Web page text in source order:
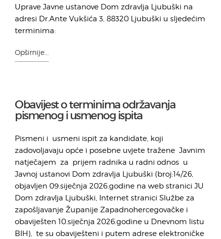
Uprave Javne ustanove Dom zdravlja Ljubuški na
adresi Dr.Ante Vukšića 3, 88320 Ljubuški u sljedećim
terminima:
Opširnije...
Obavijest o terminima održavanja
pismenog i usmenog ispita
Pismeni i usmeni ispit za kandidate, koji
zadovoljavaju opće i posebne uvjete tražene Javnim
natječajem za prijem radnika u radni odnos u
Javnoj ustanovi Dom zdravlja Ljubuški (broj:14/26,
objavljen 09.siječnja 2026.godine na web stranici JU
Dom zdravlja Ljubuški, Internet stranici Službe za
zapošljavanje Županije Zapadnohercegovačke i
obaviješten 10.siječnja 2026.godine u Dnevnom listu
BIH), te su obaviješteni i putem adrese elektroničke